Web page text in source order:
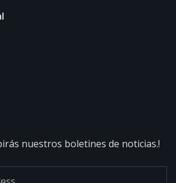
nuestros boletines de noticias.!